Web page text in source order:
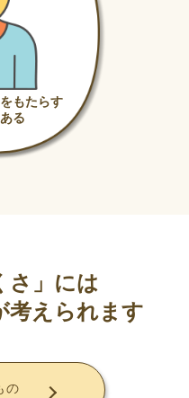
もたらす
る
さ」には
考えられます
の